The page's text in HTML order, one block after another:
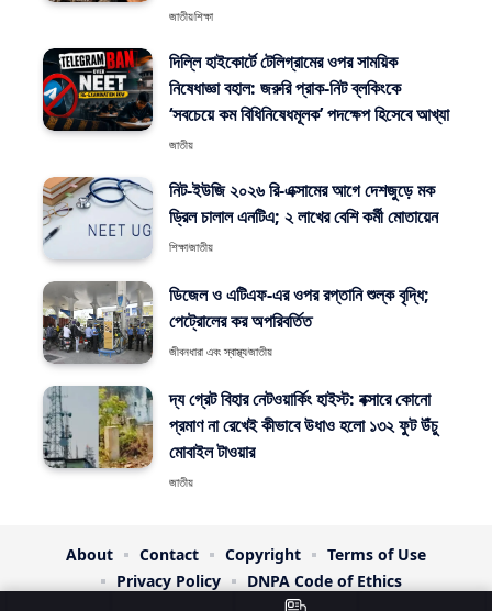
জাতীয়শিক্ষা
দিল্লি হাইকোর্টে টেলিগ্রামের ওপর সাময়িক
নিষেধাজ্ঞা বহাল: জরুরি প্রাক-নিট ব্লকিংকে
‘সবচেয়ে কম বিধিনিষেধমূলক’ পদক্ষেপ হিসেবে আখ্যা
জাতীয়
নিট-ইউজি ২০২৬ রি-এক্সামের আগে দেশজুড়ে মক
ড্রিল চালাল এনটিএ; ২ লাখের বেশি কর্মী মোতায়েন
শিক্ষাজাতীয়
ডিজেল ও এটিএফ-এর ওপর রপ্তানি শুল্ক বৃদ্ধি;
পেট্রোলের কর অপরিবর্তিত
জীবনধারা এবং স্বাস্থ্যজাতীয়
দ্য গ্রেট বিহার নেটওয়ার্কিং হাইস্ট: বক্সারে কোনো
প্রমাণ না রেখেই কীভাবে উধাও হলো ১৩২ ফুট উঁচু
মোবাইল টাওয়ার
জাতীয়
About Contact Copyright
Terms of Use
Privacy Policy
DNPA Code of Ethics